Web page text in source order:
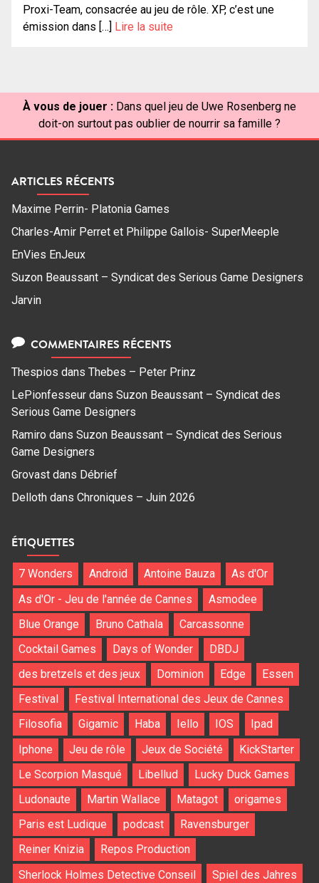
Proxi-Team, consacrée au jeu de rôle. XP, c’est une
émission dans […] Lire la suite
À vous de jouer : Dans quel jeu de Uwe Rosenberg ne
doit-on surtout pas oublier de nourrir sa famille ?
ARTICLES RÉCENTS
Maxime Perrin- Platonia Games
Charles-Amir Perret et Philippe Gallois- SuperMeeple
EnVies EnJeux
Suzon Beaussant – Syndicat des Serious Game Designers
Jarvin
COMMENTAIRES RÉCENTS
Thespios dans Thebes – Peter Prinz
LePionfesseur dans Suzon Beaussant – Syndicat des
Serious Game Designers
Ramiro dans Suzon Beaussant – Syndicat des Serious
Game Designers
Grovast dans Débrief
Delloth dans Chroniques – Juin 2026
ÉTIQUETTES
7 Wonders Android Antoine Bauza
As d'Or
As d'Or - Jeu de l'année de Cannes
Asmodee
Blue Orange
Bruno Cathala
Carcassonne
Cocktail Games
Days of Wonder
DBDJ
des bretzels et des jeux
Dominion Edge
Essen
Festival
Festival International des Jeux de Cannes
Filosofia
Gigamic Haba Iello IOS
Ipad
Iphone
Jeu de rôle Jeux de Société
KickStarter
Le Scorpion Masqué
Libellud
Lucky Duck Games
Ludonaute
Martin Wallace Matagot
origames
Paris est Ludique
podcast
Ravensburger
Reiner Knizia
Repos Production
Sherlock Holmes Detective Conseil
Spiel des Jahres